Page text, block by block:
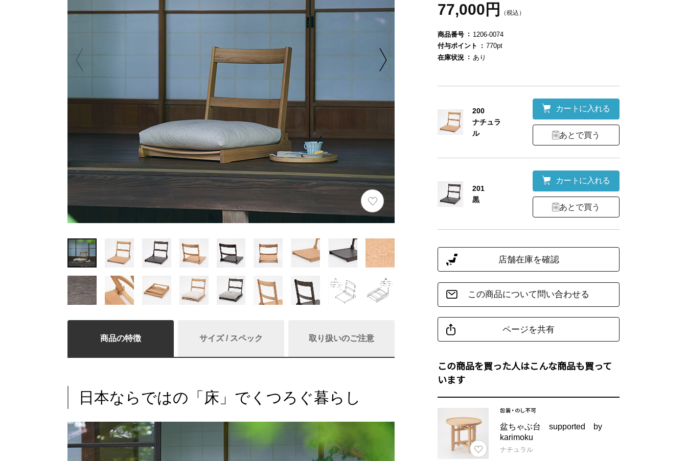
商品の特徴 サイズ / スペック 取り扱いのご注意
日本ならではの「床」でくつろぐ暮らし
品質表示
背もたれ：天然木/座面：合板/脚・背もたれ柱：
【表面加工】
77,000円 （税込）
商品番号
1206-0074
付与ポイント
770pt
在庫状況
あり
200
ナチュラ
ル
カートに入れる
あとで買う
201
黒
カートに入れる
あとで買う
この商品を買った人はこんな商品も買って
います
盆ちゃぶ台 supported by
karimoku
ナチュラル
この商品について問い合わせる
ページを共有
店舗在庫を確認